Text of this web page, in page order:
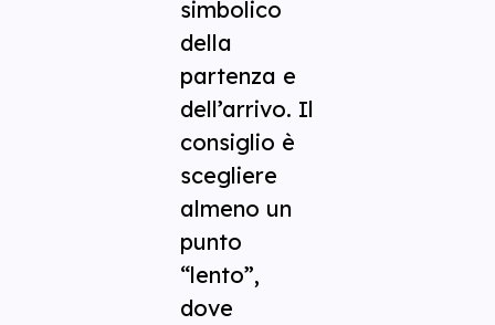
simbolico
della
partenza e
dell’arrivo. Il
consiglio è
scegliere
almeno un
punto
“lento”,
dove